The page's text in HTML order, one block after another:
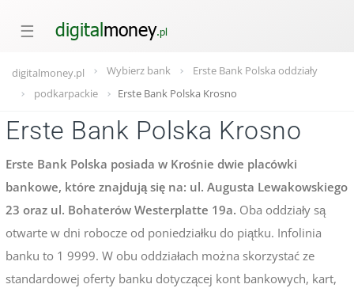
☰
digitalmoney.pl Wybierz bank
Erste Bank Polska oddziały
podkarpackie
Erste Bank Polska Krosno
Erste Bank Polska Krosno
Erste Bank Polska posiada w Krośnie dwie placówki
bankowe, które znajdują się na: ul. Augusta Lewakowskiego
23 oraz ul. Bohaterów Westerplatte 19a. Oba oddziały są
otwarte w dni robocze od poniedziałku do piątku. Infolinia
banku to 1 9999. W obu oddziałach można skorzystać ze
standardowej oferty banku dotyczącej kont bankowych, kart,